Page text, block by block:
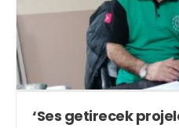
‘Ses getirecek